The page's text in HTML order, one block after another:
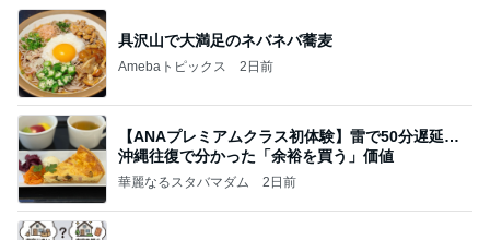
具沢山で大満足のネバネバ蕎麦
Amebaトピックス 2日前
【ANAプレミアムクラス初体験】雷で50分遅延…
沖縄往復で分かった「余裕を買う」価値
華麗なるスタバマダム 2日前